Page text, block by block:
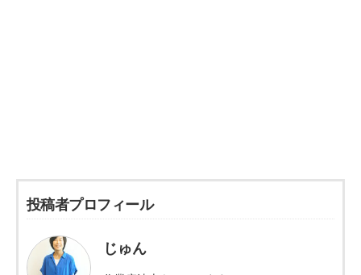
投稿者プロフィール
じゅん